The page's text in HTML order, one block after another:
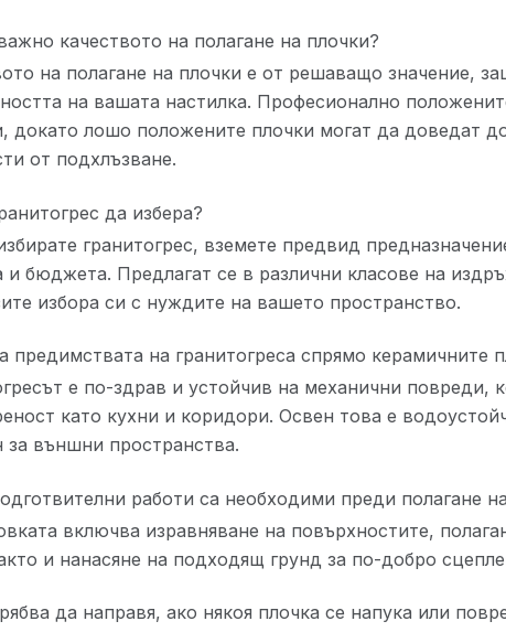
качеството на полагане на плочки?
на полагане на плочки е от решаващо значение,
на вашата настилка. Професионално
докато лошо положените плочки могат да доведат
от подхлъзване.
да избера?
гранитогрес, вземете предвид
и бюджета. Предлагат се в различни класове на
избора си с нуждите на вашето пространство.
предимствата на гранитогреса спрямо керамичните
е по-здрав и устойчив на механични
като кухни и коридори. Освен това е
за външни пространства.
работи са необходими преди полагане
включва изравняване на повърхностите,
и нанасяне на подходящ грунд за по-добро
да направя, ако някоя плочка се напука или